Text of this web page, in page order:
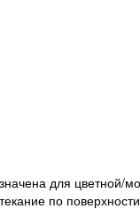
для цветной/
по